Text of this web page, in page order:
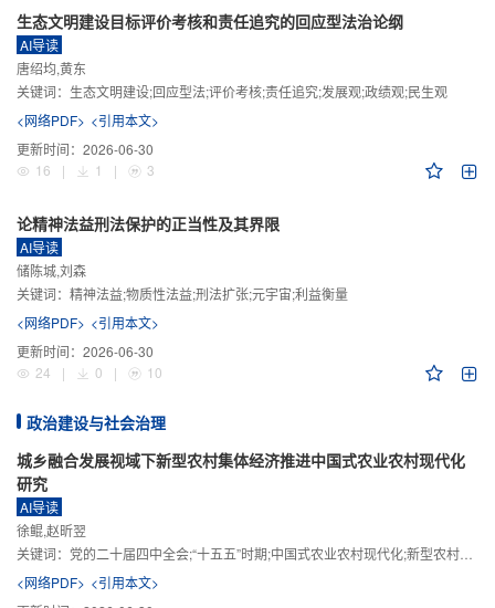
生态文明建设目标评价考核和责任追究的回应型法治论纲
AI导读
唐绍均,黄东
关键词： 生态文明建设;回应型法;评价考核;责任追究;发展观;政绩观;民生观
<网络PDF> <引用本文>
更新时间： 2026-06-30
16
| 1 | 3
论精神法益刑法保护的正当性及其界限
AI导读
储陈城,刘森
关键词： 精神法益;物质性法益;刑法扩张;元宇宙;利益衡量
<网络PDF> <引用本文>
更新时间： 2026-06-30
24
| 0 | 10
政治建设与社会治理
城乡融合发展视域下新型农村集体经济推进中国式农业农村现代化
研究
AI导读
徐鲲,赵昕翌
关键词： 党的二十届四中全会;“十五五”时期;中国式农业农村现代化;新型农村集体经济;城乡融合发展;新质生产力
<网络PDF> <引用本文>